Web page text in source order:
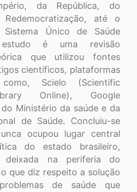
da República, do
até o
Único de Saúde
é uma revisão
que utilizou fontes
científicos, plataformas
Scielo (Scientific
Online), Google
Ministério da saúde e da
de Saúde. Concluiu-se
ocupou lugar central
do estado brasileiro,
deixada na periferia do
que diz respeito a solução
de saúde que